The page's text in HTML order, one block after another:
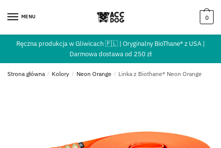
MENU 0
Ręczna produkcja w Gliwicach 🇵🇱 | Oryginalny BioThane® z USA |
Darmowa dostawa od 250 zł
Strona główna / Kolory / Neon Orange / Linka z Biothane® Neon Orange